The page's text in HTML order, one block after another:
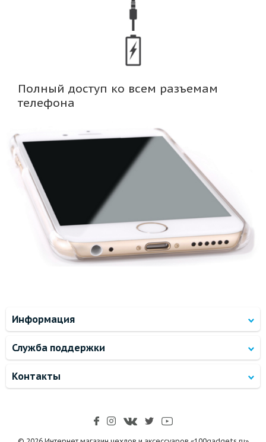
Полный доступ ко всем разъемам
телефона
Информация
Служба поддержки
Контакты